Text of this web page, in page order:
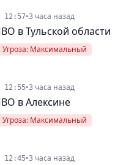
12:57•3 часа назад
в Тульской области
Угроза: Максимальный
12:55•3 часа назад
в Алексине
Угроза: Максимальный
12:45•3 часа назад